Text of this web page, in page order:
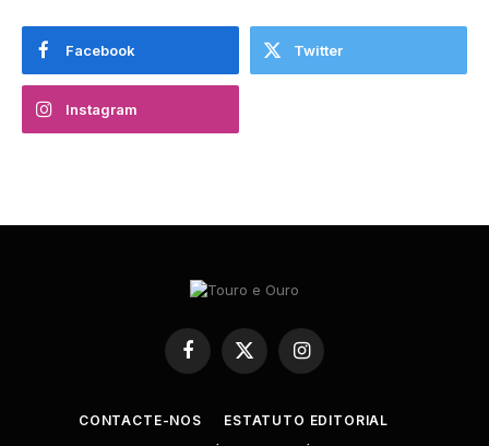
Facebook Twitter
Instagram
Facebook
X
(Twitter)
Instagram
CONTACTE-NOS
ESTATUTO EDITORIAL